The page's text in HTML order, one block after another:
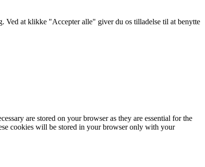
Ved at klikke "Accepter alle" giver du os tilladelse til at benytte
are stored on your browser as they are essential for the
cookies will be stored in your browser only with your